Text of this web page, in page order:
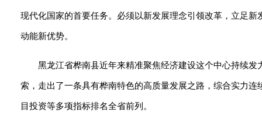
现代化国家的首要任务。必须以新发展理念引领改革，立足
动能新优势。
黑龙江省桦南县近年来精准聚焦经济建设这个中心持续
索，走出了一条具有桦南特色的高质量发展之路，综合实力
目投资等多项指标排名全省前列。